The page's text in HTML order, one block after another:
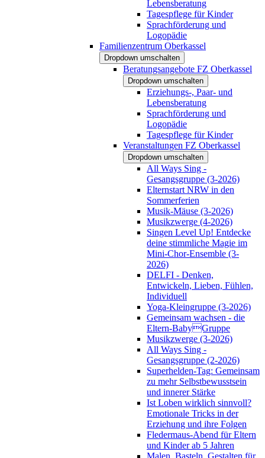
Lebensberatung
Tagespflege für Kinder
Sprachförderung und
Logopädie
Familienzentrum Oberkassel
Dropdown umschalten
Beratungsangebote FZ Oberkassel
Dropdown umschalten
Erziehungs-, Paar- und
Lebensberatung
Sprachförderung und
Logopädie
Tagespflege für Kinder
Veranstaltungen FZ Oberkassel
Dropdown umschalten
All Ways Sing -
Gesangsgruppe (3-2026)
Elternstart NRW in den
Sommerferien
Musik-Mäuse (3-2026)
Musikzwerge (4-2026)
Singen Level Up! Entdecke
deine stimmliche Magie im
Mini-Chor-Ensemble (3-
2026)
DELFI - Denken,
Entwickeln, Lieben, Fühlen,
Individuell
Yoga-Kleingruppe (3-2026)
Gemeinsam wachsen - die
Eltern-BabyGruppe
Musikzwerge (3-2026)
All Ways Sing -
Gesangsgruppe (2-2026)
Superhelden-Tag: Gemeinsam
zu mehr Selbstbewusstsein
und innerer Stärke
Ist Loben wirklich sinnvoll?
Emotionale Tricks in der
Erziehung und ihre Folgen
Fledermaus-Abend für Eltern
und Kinder ab 5 Jahren
Malen, Basteln, Gestalten für